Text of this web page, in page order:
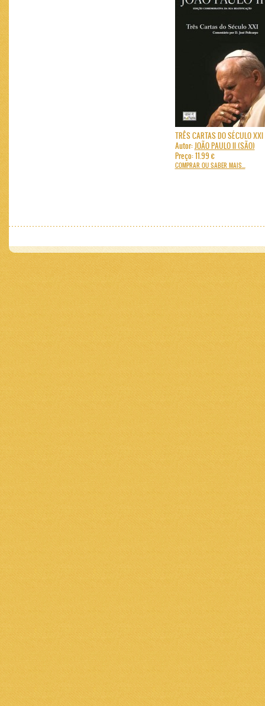
TRÊS CARTAS DO SÉCULO XXI
Autor: JOÃO PAULO II (SÃO)
Preço: 11.99 €
COMPRAR OU SABER MAIS...